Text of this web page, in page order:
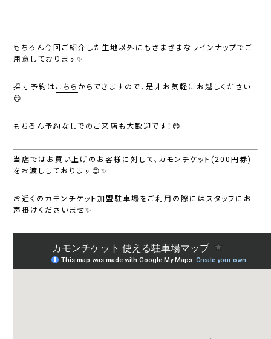
もちろん今回ご紹介した生地以外にもさまざまなラインナップでご
用意しております✨
採寸予約は こちら からできますので、是非お気軽にお越しください
😊
もちろん予約なしでのご来店も大歓迎です！😊
当店ではお買い上げのお客様に対して、カモンチケット(200円券)
をお渡ししております😊✨
お近くのカモンチケット加盟駐車場をご利用の際にはスタッフにお
声掛けくださいませ✨